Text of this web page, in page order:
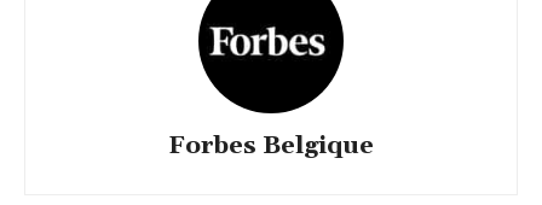
Forbes Belgique